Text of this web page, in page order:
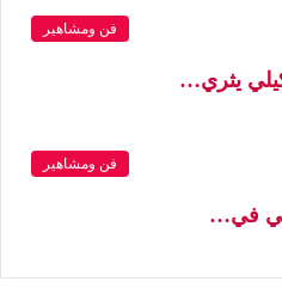
فن ومشاهير
يثري…
فن ومشاهير
في…